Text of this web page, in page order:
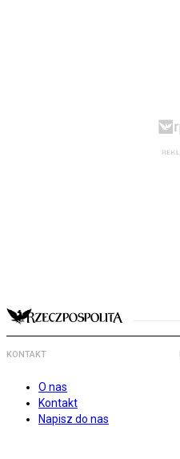
KONTAKT
O nas
Kontakt
Napisz do nas